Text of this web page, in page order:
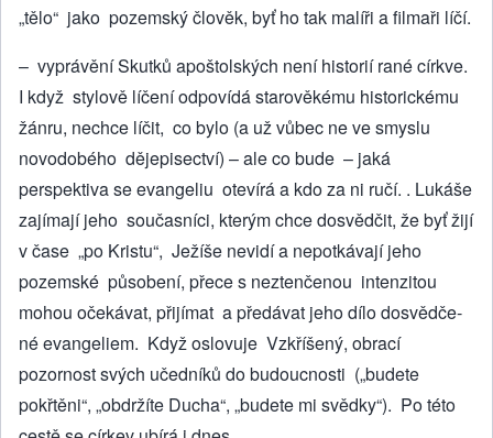
„tělo“ jako pozem­ský člověk, byť ho tak malíři a filmaři líčí.
– vyprávění Skutků apoštolských není historií rané církve.
I když stylově líčení odpovídá starověkému historic­kému
žánru, nechce líčit, co bylo (a už vůbec ne ve smyslu
novodobého dějepi­sectví) – ale co bude – jaká
perspektiva se evangeliu otevírá a kdo za ni ručí. . Lukáše
zajímají jeho sou­časníci, kterým chce dosvědčit, že byť žijí
v čase „po Kristu“, Ježíše nevidí a nepotkávají jeho
pozemské působení, přece s neztenčenou intenzitou
mohou očekávat, přijímat a předávat jeho dílo dosvědče­
né evangeliem. Když oslovuje Vzkříše­ný, obrací
pozornost svých učedníků do budoucnosti („budete
pokřtěni“, „obdržíte Ducha“, „budete mi svědky“). Po této